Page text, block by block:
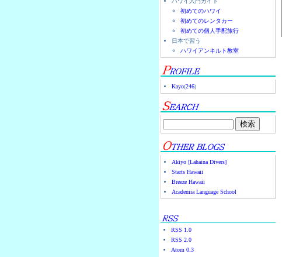
初めてのハワイ
初めてのレンタカー
初めての個人手配旅行
日本で習う
ハワイアンキルト教室
Kayo(246)
Akiyo [Lahaina Divers]
Starts Hawaii
Breeze Hawaii
Academia Language School
RSS 1.0
RSS 2.0
Atom 0.3